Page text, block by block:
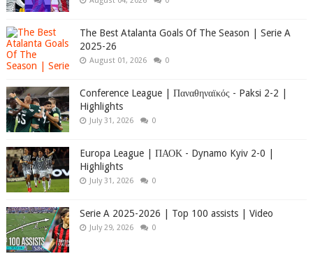
The Best Atalanta Goals Of The Season | Serie A
2025-26
August 01, 2026 0
Conference League | Παναθηναϊκός - Paksi 2-2 |
Highlights
July 31, 2026 0
Europa League | ΠΑΟΚ - Dynamo Kyiv 2-0 |
Highlights
July 31, 2026 0
Serie A 2025-2026 | Top 100 assists | Video
July 29, 2026 0